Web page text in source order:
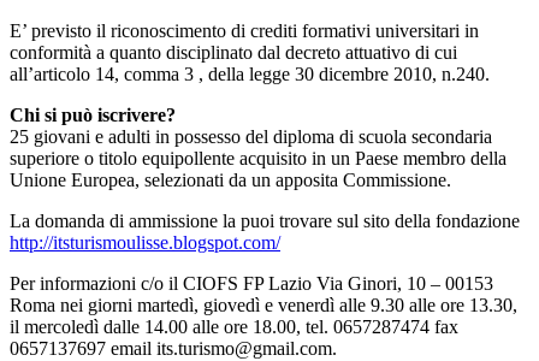
E’ previsto il riconoscimento di crediti formativi universitari in
conformità a quanto disciplinato dal decreto attuativo di cui
all’articolo 14, comma 3 , della legge 30 dicembre 2010, n.240.
Chi si può iscrivere?
25 giovani e adulti in possesso del diploma di scuola secondaria
superiore o titolo equipollente acquisito in un Paese membro della
Unione Europea, selezionati da un apposita Commissione.
La domanda di ammissione la puoi trovare sul sito della fondazione
http://itsturismoulisse.blogspot.com/
Per informazioni c/o il CIOFS FP Lazio Via Ginori, 10 – 00153
Roma nei giorni martedì, giovedì e venerdì alle 9.30 alle ore 13.30,
il mercoledì dalle 14.00 alle ore 18.00, tel. 0657287474 fax
0657137697 email its.turismo@gmail.com.